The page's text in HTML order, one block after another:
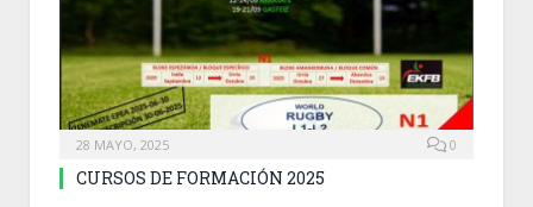
28 MAYO, 2025 0
CURSOS DE FORMACIÓN 2025